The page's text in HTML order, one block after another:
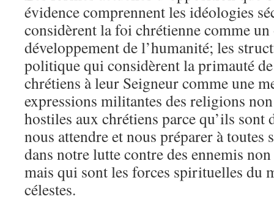
évidence comprennent les idéologies
considèrent la foi chrétienne comme un
développement de l’humanité; les
politique qui considèrent la primauté
chrétiens à leur Seigneur comme une
expressions militantes des religions
hostiles aux chrétiens parce qu’ils sont
nous attendre et nous préparer à toutes
dans notre lutte contre des ennemis
mais qui sont les forces spirituelles du
célestes.